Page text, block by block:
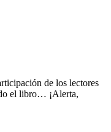
de los lectores
el libro… ¡Alerta,